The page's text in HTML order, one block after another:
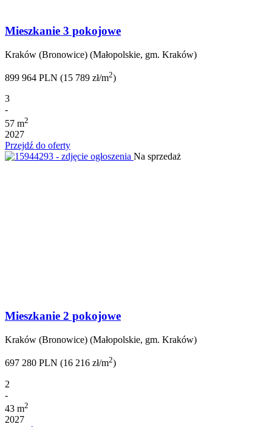
Mieszkanie 3 pokojowe
Kraków (Bronowice) (Małopolskie, gm. Kraków)
899 964 PLN (15 789 zł/m2)
3
-
57 m2
2027
Przejdź do oferty
Na sprzedaż
Mieszkanie 2 pokojowe
Kraków (Bronowice) (Małopolskie, gm. Kraków)
697 280 PLN (16 216 zł/m2)
2
-
43 m2
2027